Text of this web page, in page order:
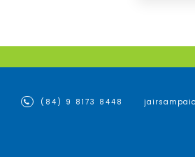
(84) 9 8173 8448